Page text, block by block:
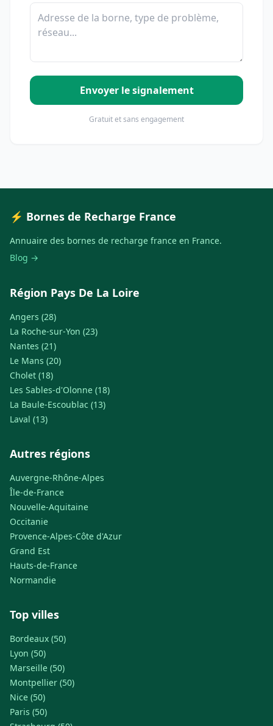
Envoyer le signalement
Gratuit et sans engagement
⚡ Bornes de Recharge France
Annuaire des bornes de recharge france en France.
Blog →
Région Pays De La Loire
Angers (28)
La Roche-sur-Yon (23)
Nantes (21)
Le Mans (20)
Cholet (18)
Les Sables-d'Olonne (18)
La Baule-Escoublac (13)
Laval (13)
Autres régions
Auvergne-Rhône-Alpes
Île-de-France
Nouvelle-Aquitaine
Occitanie
Provence-Alpes-Côte d'Azur
Grand Est
Hauts-de-France
Normandie
Top villes
Bordeaux (50)
Lyon (50)
Marseille (50)
Montpellier (50)
Nice (50)
Paris (50)